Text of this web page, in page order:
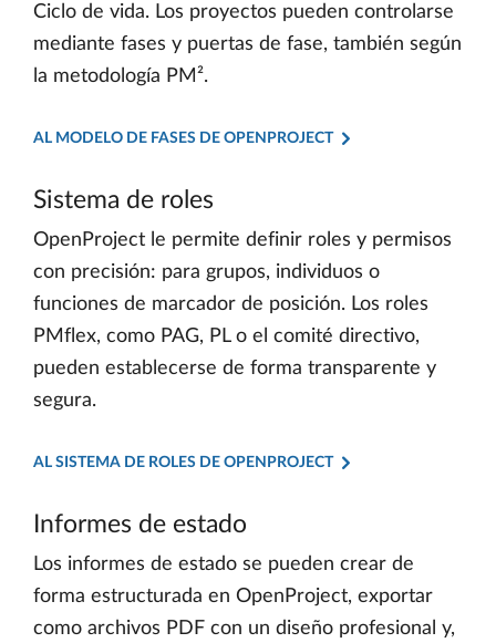
Ciclo de vida. Los proyectos pueden controlarse
mediante fases y puertas de fase, también según
la metodología PM².
AL MODELO DE FASES DE OPENPROJECT
Sistema de roles
OpenProject le permite definir roles y permisos
con precisión: para grupos, individuos o
funciones de marcador de posición. Los roles
PMflex, como PAG, PL o el comité directivo,
pueden establecerse de forma transparente y
segura.
AL SISTEMA DE ROLES DE OPENPROJECT
Informes de estado
Los informes de estado se pueden crear de
forma estructurada en OpenProject, exportar
como archivos PDF con un diseño profesional y,